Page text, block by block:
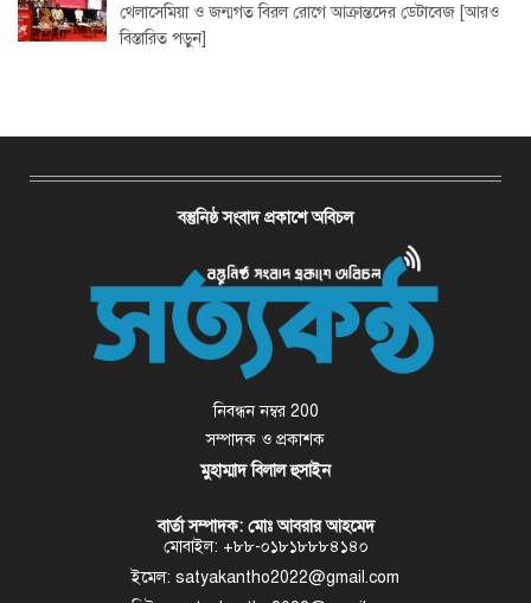
থেলাসেমিয়া ও জন্মগত বিরল রোগে আক্রান্তদের ডেটাবেজ [আরও
বিস্তারিত পড়ুন]
বস্তুনিষ্ঠ সংবাদ প্রকাশে অবিচল
নিবন্ধন নম্বর 200
সম্পাদক ও প্রকাশক
মুহাম্মাদ বিলাল হুসাইন
বার্তা সম্পাদক: মোঃ আবরার আহমেদ
মোবাইল: +৮৮-০১৮১৮৮৮৪১৪০
ইমেল: satyakantho2022@gmail.com